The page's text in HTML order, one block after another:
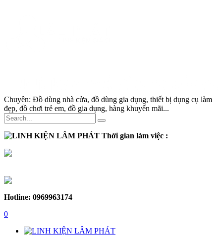
Chuyên: Đồ dùng nhà cửa, đồ dùng gia dụng, thiết bị dụng cụ làm
đẹp, đồ chơi trẻ em, đồ gia dụng, hàng khuyến mãi...
Thời gian làm việc :
Hotline: 0969963174
0